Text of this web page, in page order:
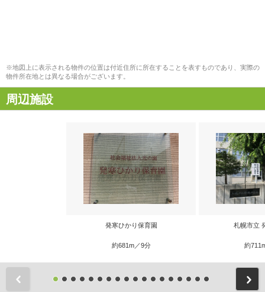
※地図上に表示される物件の位置は付近住所に所在することを表すものであり、実際の
物件所在地とは異なる場合がございます。
周辺施設
発寒ひかり保育園
約681m／9分
札幌市立
約